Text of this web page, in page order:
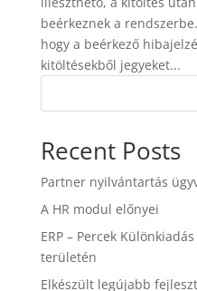
beérkeznek a
hogy a beérkező
kitöltésekből jegyeket...
Recent Posts
Partner nyilvántartás
A HR modul előnyei
ERP – Percek
területén
Elkészült legújabb